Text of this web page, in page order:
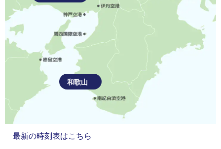
和歌山
最新の時刻表はこちら